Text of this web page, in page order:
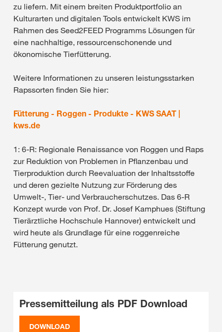
zu liefern. Mit einem breiten Produktportfolio an
Kulturarten und digitalen Tools entwickelt KWS im
Rahmen des Seed2FEED Programms Lösungen für
eine nachhaltige, ressourcenschonende und
ökonomische Tierfütterung.
Weitere Informationen zu unseren leistungsstarken
Rapssorten finden Sie hier:
Fütterung - Roggen - Produkte - KWS SAAT |
kws.de
1: 6-R: Regionale Renaissance von Roggen und Raps
zur Reduktion von Problemen in Pflanzenbau und
Tierproduktion durch Reevaluation der Inhaltsstoffe
und deren gezielte Nutzung zur Förderung des
Umwelt-, Tier- und Verbraucherschutzes. Das 6-R
Konzept wurde von Prof. Dr. Josef Kamphues (Stiftung
Tierärztliche Hochschule Hannover) entwickelt und
wird heute als Grundlage für eine roggenreiche
Fütterung genutzt.
Pressemitteilung als PDF Download
DOWNLOAD